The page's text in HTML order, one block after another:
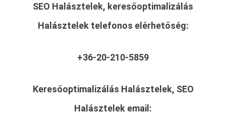
SEO Halásztelek, keresőoptimalizálás
Halásztelek telefonos elérhetőség:
+36-20-210-5859
Keresőoptimalizálás Halásztelek, SEO
Halásztelek email: